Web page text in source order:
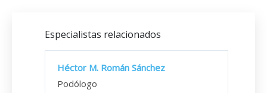
Especialistas relacionados
Héctor M. Román Sánchez
Podólogo